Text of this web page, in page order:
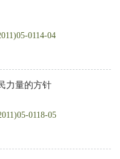
0114-04
力量的方针
0118-05